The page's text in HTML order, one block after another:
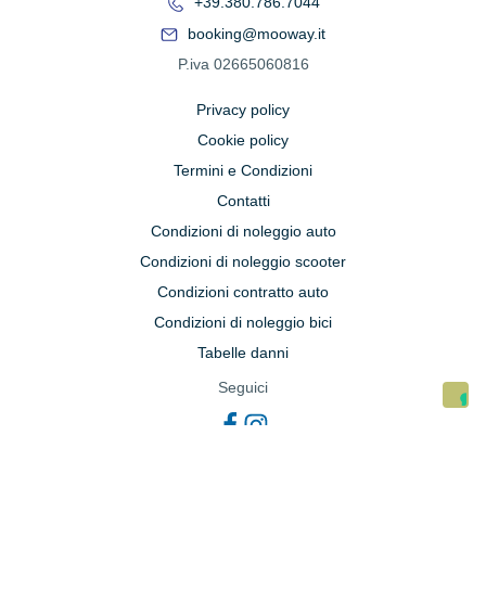
booking@mooway.it
P.iva 02665060816
Privacy policy
Cookie policy
Termini e Condizioni
Contatti
Condizioni di noleggio auto
Condizioni di noleggio scooter
Condizioni contratto auto
Condizioni di noleggio bici
Tabelle danni
Seguici